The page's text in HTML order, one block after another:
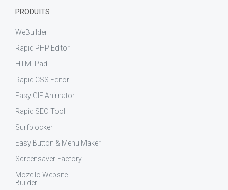
PRODUITS
WeBuilder
Rapid PHP Editor
HTMLPad
Rapid CSS Editor
Easy GIF Animator
Rapid SEO Tool
Surfblocker
Easy Button & Menu Maker
Screensaver Factory
Mozello Website
Builder